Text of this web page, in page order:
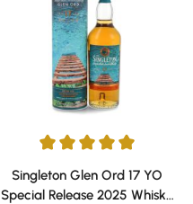
Durchschnittliche Bewertung
Singleton Glen Ord 17 YO
Special Release 2025 Whisky